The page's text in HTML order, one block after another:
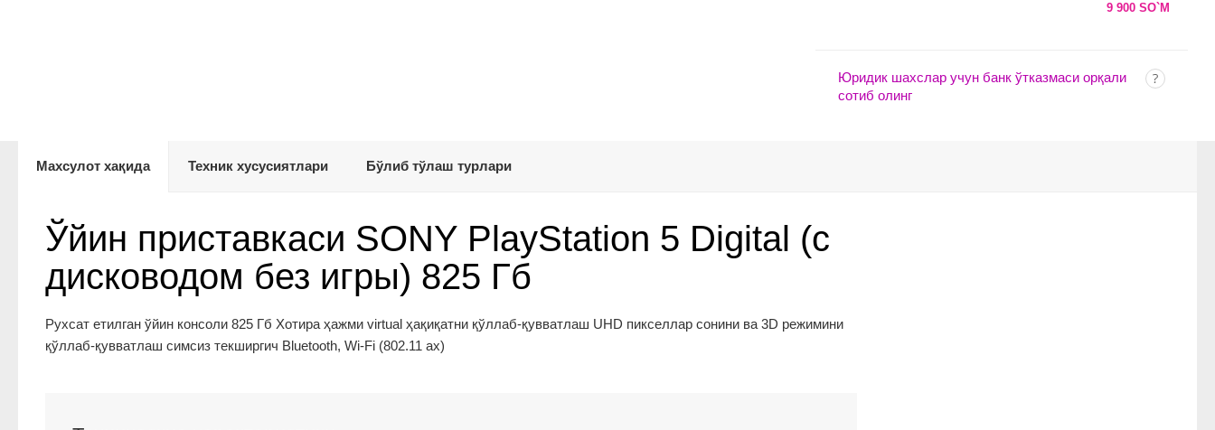
9 900 SO`M
Юридик шахслар учун банк ўтказмаси орқали
сотиб олинг
Махсулот хақида Техник хусусиятлари Бўлиб тўлаш турлари
Ўйин приставкаси SONY PlayStation 5 Digital (с
дисководом без игры) 825 Гб
Рухсат етилган ўйин консоли 825 Гб Хотира ҳажми virtual ҳақиқатни қўллаб-қувватлаш UHD пикселлар сонини ва 3D режимини
қўллаб-қувватлаш симсиз текширгич Bluetooth, Wi-Fi (802.11 ах)